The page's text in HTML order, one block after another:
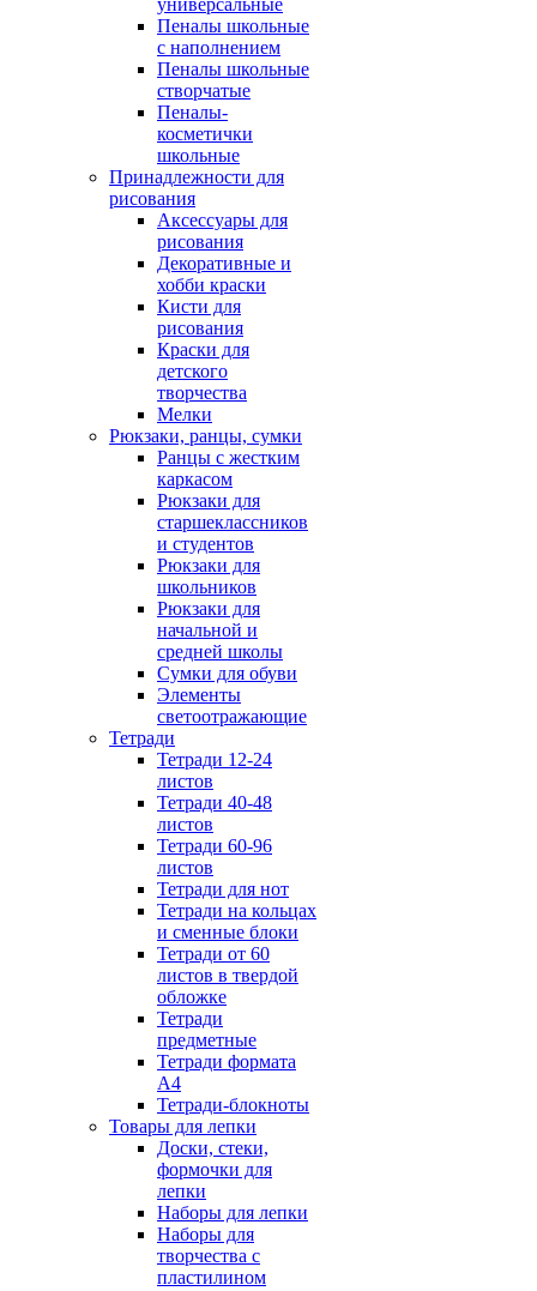
универсальные
Пеналы школьные
с наполнением
Пеналы школьные
створчатые
Пеналы-
косметички
школьные
Принадлежности для
рисования
Аксессуары для
рисования
Декоративные и
хобби краски
Кисти для
рисования
Краски для
детского
творчества
Мелки
Рюкзаки, ранцы, сумки
Ранцы с жестким
каркасом
Рюкзаки для
старшеклассников
и студентов
Рюкзаки для
школьников
Рюкзаки для
начальной и
средней школы
Сумки для обуви
Элементы
светоотражающие
Тетради
Тетради 12-24
листов
Тетради 40-48
листов
Тетради 60-96
листов
Тетради для нот
Тетради на кольцах
и сменные блоки
Тетради от 60
листов в твердой
обложке
Тетради
предметные
Тетради формата
А4
Тетради-блокноты
Товары для лепки
Доски, стеки,
формочки для
лепки
Наборы для лепки
Наборы для
творчества с
пластилином